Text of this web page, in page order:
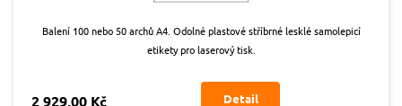
Balení 100 nebo 50 archů A4. Odolné plastové stříbrné lesklé samolepicí
etikety pro laserový tisk.
2 929,00 Kč Detail